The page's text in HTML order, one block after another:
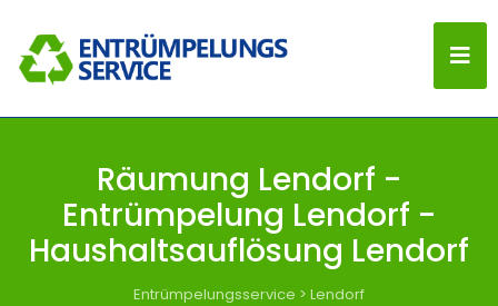
Räumung Lendorf -
Entrümpelung Lendorf -
Haushaltsauflösung Lendorf
Entrümpelungsservice > Lendorf